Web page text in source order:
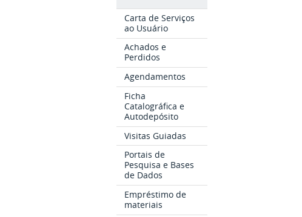
Carta de Serviços
ao Usuário
Achados e
Perdidos
Agendamentos
Ficha
Catalográfica e
Autodepósito
Visitas Guiadas
Portais de
Pesquisa e Bases
de Dados
Empréstimo de
materiais